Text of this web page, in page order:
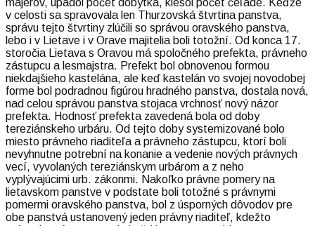
v celosti sa spravovala len Thurzovská štvrtina panstva,
správu tejto štvrtiny zlúčili so správou oravského panstva,
lebo i v Lietave i v Orave majitelia boli totožní. Od konca 17.
storočia Lietava s Oravou má spoločného prefekta, právneho
zástupcu a lesmajstra. Prefekt bol obnovenou formou
niekdajšieho kastelána, ale keď kastelán vo svojej novodobej
forme bol podradnou figúrou hradného panstva, dostala nová,
nad celou správou panstva stojaca vrchnosť nový názor
prefekta. Hodnosť prefekta zavedená bola od doby
tereziánskeho urbáru. Od tejto doby systemizované bolo
miesto právneho riaditeľa a právneho zástupcu, ktorí boli
nevyhnutne potrební na konanie a vedenie nových právnych
vecí, vyvolaných tereziánskym urbárom a z neho
vyplývajúcimi urb. zákonmi. Nakoľko právne pomery na
lietavskom panstve v podstate boli totožné s právnymi
pomermi oravského panstva, bol z úsporných dôvodov pre
obe panstvá ustanovený jeden právny riaditeľ, kdežto